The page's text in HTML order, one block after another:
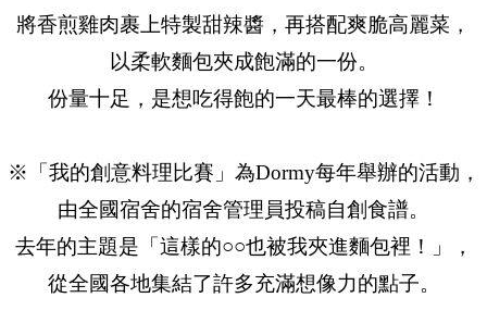
將香煎雞肉裹上特製甜辣醬，再搭配爽脆高麗菜，
以柔軟麵包夾成飽滿的一份。
份量十足，是想吃得飽的一天最棒的選擇！
※「我的創意料理比賽」為Dormy每年舉辦的活動，
由全國宿舍的宿舍管理員投稿自創食譜。
去年的主題是「這樣的○○也被我夾進麵包裡！」，
從全國各地集結了許多充滿想像力的點子。